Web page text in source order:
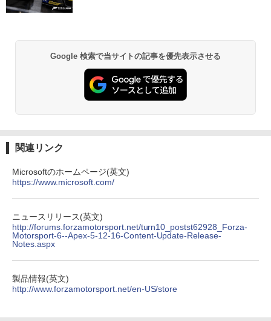
小学生の語彙力アップ 基礎練習ドリル12
00 新装版 どんな子も言葉力が伸びる! [
4
【中古】ONE PIECE ＜1−115巻セッ
ト＞ / 尾田栄一郎（コミックセット）
2026年8月発売 予約 mini ミニ 2026年9
￥4,550
￥4,990
ラック
【2026年アップグレード版】AOKIMI ワイヤ
るーとゅーす コードレス ENCノイズキャン
セリング 自動ペアリング Type-C充電 マイク
付き 防水 タッチ式音量調整 スポーツ/通勤/通
[Explicit]
BUGS LIFE
On My Road (Stadium ver.)
富士山の天然水 バナジウム含有 水 ミネラル
ウォーター ペットボトル 静岡県産 500ミリリ
ットル (Smart Basic)
￥1,380
art Basic)
￥1,625
エース)
コミックスDIGITAL)
スーパーの裏でヤニ吸うふたり 9巻 (デジタル
￥810
ONE PIECE モノクロ版 115 (ジャンプコミッ
￥594
Google 検索で当サイトの記事を優先表示させる
関連リンク
Microsoftのホームページ(英文)
https://www.microsoft.com/
ニュースリリース(英文)
http://forums.forzamotorsport.net/turn10_postst62928_Forza-
Motorsport-6--Apex-5-12-16-Content-Update-Release-
Notes.aspx
製品情報(英文)
http://www.forzamotorsport.net/en-US/store